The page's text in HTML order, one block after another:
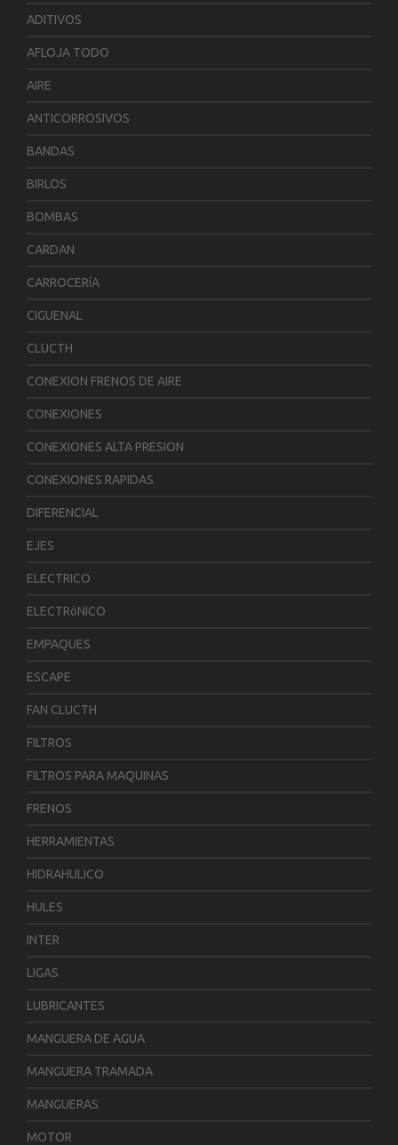
ADITIVOS
AFLOJA TODO
AIRE
ANTICORROSIVOS
BANDAS
BIRLOS
BOMBAS
CARDAN
CARROCERíA
CIGUENAL
CLUCTH
CONEXION FRENOS DE AIRE
CONEXIONES
CONEXIONES ALTA PRESION
CONEXIONES RAPIDAS
DIFERENCIAL
EJES
ELECTRICO
ELECTRóNICO
EMPAQUES
ESCAPE
FAN CLUCTH
FILTROS
FILTROS PARA MAQUINAS
FRENOS
HERRAMIENTAS
HIDRAHULICO
HULES
INTER
LIGAS
LUBRICANTES
MANGUERA DE AGUA
MANGUERA TRAMADA
MANGUERAS
MOTOR